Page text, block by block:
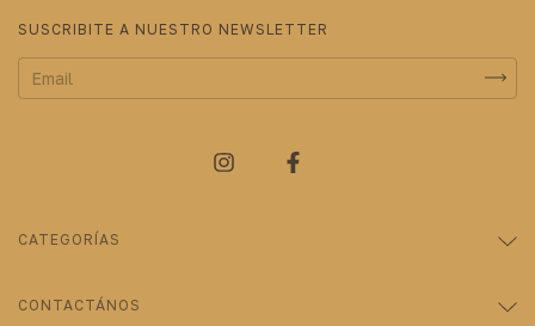
SUSCRIBITE A NUESTRO NEWSLETTER
CATEGORÍAS
CONTACTÁNOS